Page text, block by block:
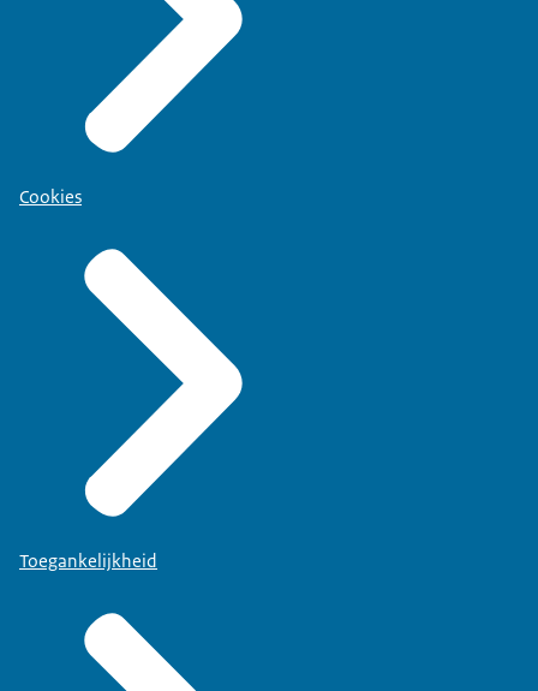
Cookies
Toegankelijkheid